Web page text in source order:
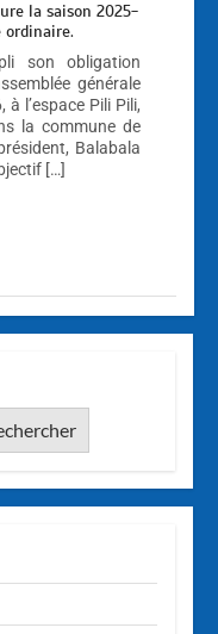
la saison 2025-
ordinaire.
son obligation
générale
l’espace Pili Pili,
la commune de
Balabala
[…]